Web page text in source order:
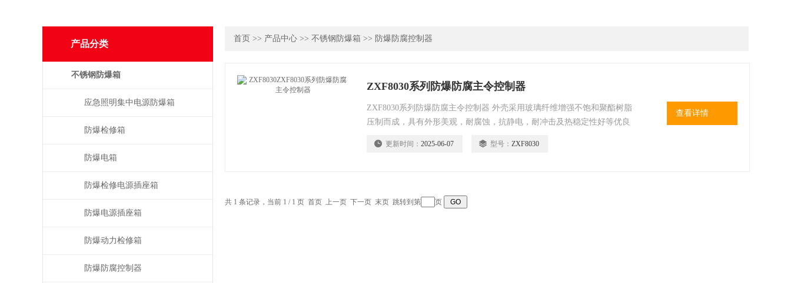
产品分类
不锈钢防爆箱
应急照明集中电源防爆箱
防爆检修箱
防爆电箱
防爆检修电源插座箱
防爆电源插座箱
防爆动力检修箱
防爆防腐控制器
首页 >> 产品中心 >> 不锈钢防爆箱 >> 防爆防腐控制器
ZXF8030系列防爆防腐主令控制器
ZXF8030系列防爆防腐主令控制器 外壳采用玻璃纤维增强不饱和聚酯树脂
压制而成，具有外形美观，耐腐蚀，抗静电，耐冲击及热稳定性好等优良
关、电流表、电压表等，可按用户要求配装其他仪表；
更新时间： 2025-06-07 型号： ZXF8030
查看详情
共 1 条记录，当前 1 / 1 页 首页 上一页 下一页 末页 跳转到第 页